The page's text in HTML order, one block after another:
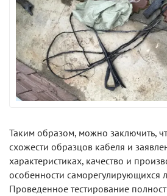
Таким образом, можно заключить,
схожести образцов кабеля и
характеристиках, качество и
особенности саморегулирующихся
Проведенное тестирование